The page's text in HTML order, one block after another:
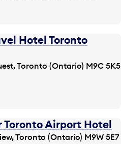
Hotel Toronto
Toronto (Ontario) M9C 5K5
Toronto Airport Hotel
Toronto (Ontario) M9W 5E7